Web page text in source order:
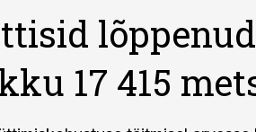
lõppenud
17 415